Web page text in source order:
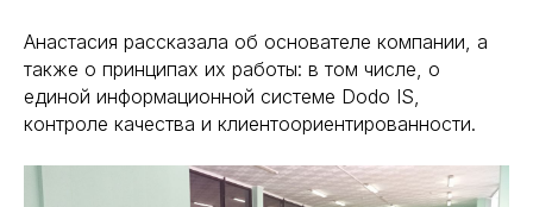
Анастасия рассказала об основателе компании, а
также о принципах их работы: в том числе, о
единой информационной системе Dodo IS,
контроле качества и клиентоориентированности.